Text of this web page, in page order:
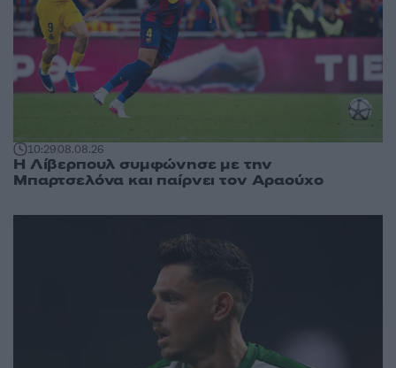
10:2908.08.26
Η Λίβερπουλ συμφώνησε με την
Μπαρτσελόνα και παίρνει τον Αραούχο